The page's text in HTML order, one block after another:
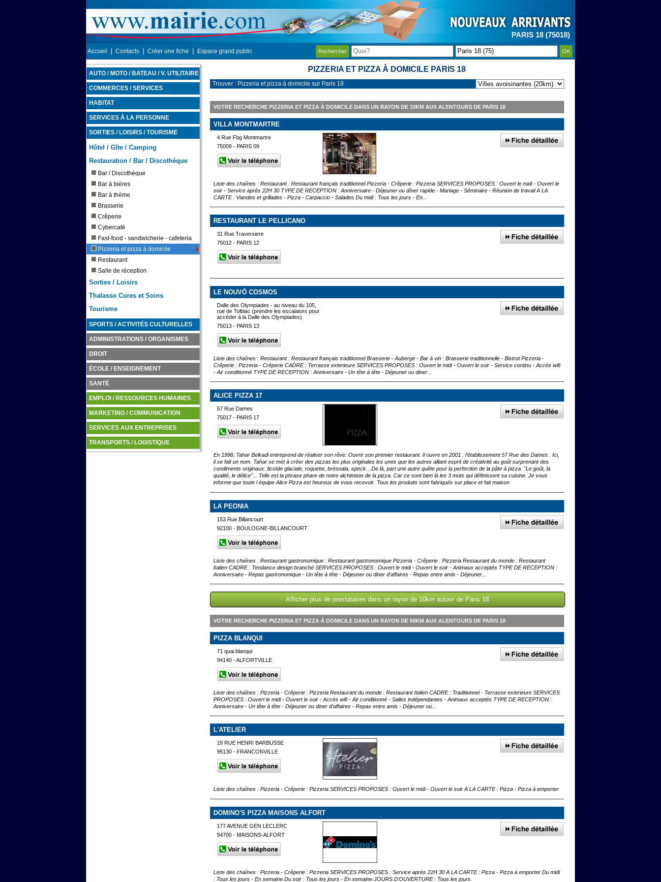
PARIS 18 (75018)
Accueil Contacts Créer une fiche Espace grand public Rechercher OK
AUTO / MOTO / BATEAU / V. UTILITAIRE
COMMERCES / SERVICES
HABITAT
SERVICES À LA PERSONNE
SORTIES / LOISIRS / TOURISME
Hôtel / Gîte / Camping
Restauration / Bar / Discothèque
Bar / Discothèque
Bar à bières
Bar à thème
Brasserie
Crêperie
Cybercafé
Fast-food - sandwicherie - cafeteria
Pizzeria et pizza à domicile
Restaurant
Salle de réception
Sorties / Loisirs
Thalasso Cures et Soins
Tourisme
SPORTS / ACTIVITÉS CULTURELLES
ADMINISTRATIONS / ORGANISMES
DROIT
ÉCOLE / ENSEIGNEMENT
SANTÉ
EMPLOI / RESSOURCES HUMAINES
MARKETING / COMMUNICATION
SERVICES AUX ENTREPRISES
TRANSPORTS / LOGISTIQUE
PIZZERIA ET PIZZA À DOMICILE PARIS 18
Trouver : Pizzeria et pizza à domicile sur Paris 18
VOTRE RECHERCHE PIZZERIA ET PIZZA À DOMICILE DANS UN RAYON DE 10KM AUX ALENTOURS DE PARIS 18
VILLA MONTMARTRE
4 Rue Fbg Montmartre
75009 - PARIS 09
Liste des chaînes : Restaurant : Restaurant français traditionnel Pizzeria - Crêperie : Pizzeria SERVICES PROPOSES : Ouvert le midi - Ouvert le
soir - Service après 22H 30 TYPE DE RECEPTION : Anniversaire - Déjeuner ou dîner rapide - Mariage - Séminaire - Réunion de travail A LA
CARTE : Viandes et grillades - Pizza - Carpaccio - Salades Du midi : Tous les jours - En...
RESTAURANT LE PELLICANO
31 Rue Traversiere
75012 - PARIS 12
LE NOUVÔ COSMOS
Dalle des Olympiades - au niveau du 105,
rue de Tolbiac (prendre les escalators pour
accéder à la Dalle des Olympiades)
75013 - PARIS 13
Liste des chaînes : Restaurant : Restaurant français traditionnel Brasserie - Auberge - Bar à vin : Brasserie traditionnelle - Bistrot Pizzeria -
Crêperie : Pizzeria - Crêperie CADRE : Terrasse exterieure SERVICES PROPOSES : Ouvert le midi - Ouvert le soir - Service continu - Accès wifi
- Air conditionné TYPE DE RECEPTION : Anniversaire - Un tête à tête - Déjeuner ou diner...
ALICE PIZZA 17
57 Rue Dames
75017 - PARIS 17
En 1998, Tahar Belkadi entreprend de réaliser son rêve: Ouvrir son premier restaurant. Il ouvre en 2001 , l’établissement 57 Rue des Dames . Ici,
il se fait un nom. Tahar se met à créer des pizzas les plus originales les unes que les autres alliant esprit de créativité au goût surprenant des
condiments originaux: ficoïde glaciale, roquette, brésoala, speck…De là, part une autre quête pour la perfection de la pâte à pizza. "Le goût, la
qualité, le délice"... Telle est la phrase phare de notre alchimiste de la pizza. Car ce sont bien là les 3 mots qui définissent sa cuisine. Je vous
informe que toute l équipe Alice Pizza est heureux de vous recevoir. Tous les produits sont fabriqués sur place et fait maison
LA PEONIA
153 Rue Billancourt
92100 - BOULOGNE-BILLANCOURT
Liste des chaînes : Restaurant gastronomique : Restaurant gastronomique Pizzeria - Crêperie : Pizzeria Restaurant du monde : Restaurant
Italien CADRE : Tendance design branché SERVICES PROPOSES : Ouvert le midi - Ouvert le soir - Animaux acceptés TYPE DE RECEPTION :
Anniversaire - Repas gastronomique - Un tête à tête - Déjeuner ou diner d'affaires - Repas entre amis - Déjeuner...
Afficher plus de prestataires dans un rayon de 10km autour de Paris 18
VOTRE RECHERCHE PIZZERIA ET PIZZA À DOMICILE DANS UN RAYON DE 50KM AUX ALENTOURS DE PARIS 18
PIZZA BLANQUI
71 quai blanqui
94140 - ALFORTVILLE
Liste des chaînes : Pizzeria - Crêperie : Pizzeria Restaurant du monde : Restaurant Italien CADRE : Traditionnel - Terrasse exterieure SERVICES
PROPOSES : Ouvert le midi - Ouvert le soir - Accès wifi - Air conditionné - Salles indépendantes - Animaux acceptés TYPE DE RECEPTION :
Anniversaire - Un tête à tête - Déjeuner ou diner d'affaires - Repas entre amis - Déjeuner ou...
L'ATELIER
19 RUE HENRI BARBUSSE
95130 - FRANCONVILLE
Liste des chaînes : Pizzeria - Crêperie : Pizzeria SERVICES PROPOSES : Ouvert le midi - Ouvert le soir A LA CARTE : Pizza - Pizza à emporter
DOMINO'S PIZZA MAISONS ALFORT
177 AVENUE GEN LECLERC
94700 - MAISONS-ALFORT
Liste des chaînes : Pizzeria - Crêperie : Pizzeria SERVICES PROPOSES : Service après 22H 30 A LA CARTE : Pizza - Pizza à emporter Du midi
: Tous les jours - En semaine Du soir : Tous les jours - En semaine JOURS D'OUVERTURE : Tous les jours